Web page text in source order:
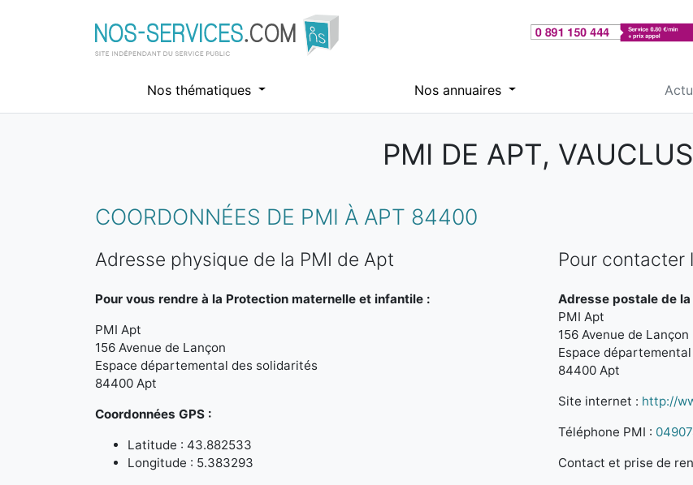
Nos thématiques Nos annuaires
PMI DE APT,
COORDONNÉES DE PMI À APT 84400
Adresse physique de la PMI de Apt
Pour vous rendre à la Protection maternelle et infantile :
PMI Apt
156 Avenue de Lançon
Espace départemental des solidarités
84400 Apt
Coordonnées GPS :
Latitude : 43.882533
Longitude : 5.383293
Pour contacter
Adresse postale de la
PMI Apt
156 Avenue de Lançon
Espace
84400 Apt
Site internet : http://
Téléphone PMI :
Contact et prise de